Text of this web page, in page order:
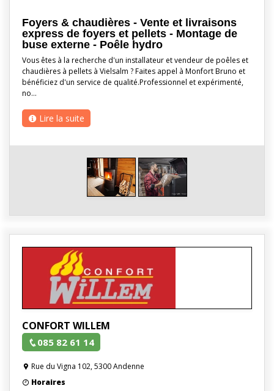
Foyers & chaudières - Vente et livraisons
express de foyers et pellets - Montage de
buse externe - Poêle hydro
Vous êtes à la recherche d'un installateur et vendeur de poêles et
chaudières à pellets à Vielsalm ? Faites appel à Monfort Bruno et
bénéficiez d'un service de qualité.Professionnel et expérimenté,
no…
Lire la suite
CONFORT WILLEM
085 82 61 14
Rue du Vigna 102, 5300 Andenne
Horaires